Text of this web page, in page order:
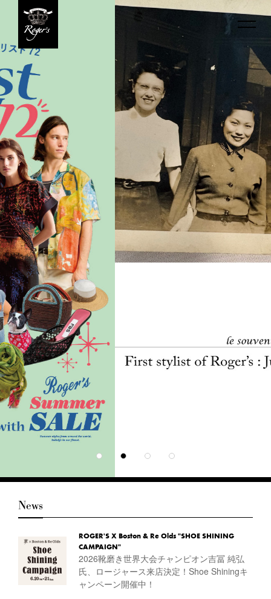
News
ROGER'S X Boston & Re Olds "SHOE SHINING
CAMPAIGN"
2026靴磨き世界大会チャンピオン吉冨 純弘
氏、ロージャース来店決定！Shoe Shiningキ
ャンペーン開催中！